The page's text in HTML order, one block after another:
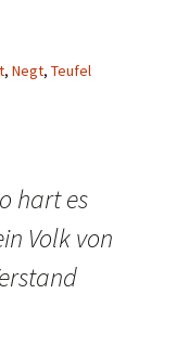
, Negt, Teufel
hart es
Volk von